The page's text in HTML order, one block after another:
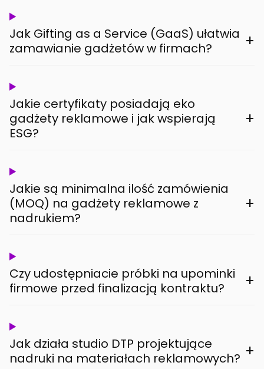
Jak Gifting as a Service (GaaS) ułatwia
zamawianie gadżetów w firmach?
+
Jakie certyfikaty posiadają eko
gadżety reklamowe i jak wspierają
ESG?
+
Jakie są minimalna ilość zamówienia
(MOQ) na gadżety reklamowe z
nadrukiem?
+
Czy udostępniacie próbki na upominki
firmowe przed finalizacją kontraktu?
+
Jak działa studio DTP projektujące
nadruki na materiałach reklamowych? +